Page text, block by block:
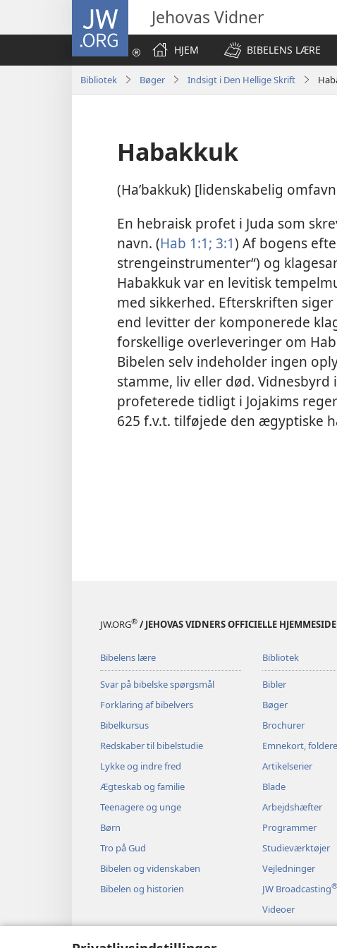
JW.ORG Jehovas Vidner
HJEM
BIBELENS LÆRE
Bibliotek Bøger Indsigt i Den Hellige Skrift
Habakkuk
(Haʹbakkuk) [lidenskabelig
En hebraisk profet i Juda som
navn. (Hab 1:1; 3:1) Af bogens
strengeinstrumenter“) og
Habakkuk var en levitisk
med sikkerhed. Efterskriften
end levitter der komponerede
forskellige overleveringer om
Bibelen selv indeholder ingen
stamme, liv eller død.
profeterede tidligt i Jojakims
625 f.v.t. tilføjede den ægyptiske
JW.ORG® / JEHOVAS VIDNERS OFFICIELLE HJEMMESIDE
Bibelens lære
Svar på bibelske spørgsmål
Forklaring af bibelvers
Bibelkursus
Redskaber til bibelstudie
Lykke og indre fred
Ægteskab og familie
Teenagere og unge
Børn
Tro på Gud
Bibelen og videnskaben
Bibelen og historien
Bibliotek
Bibler
Bøger
Brochurer
Emnekort,
Artikelserier
Blade
Arbejdshæfter
Programmer
Studieværktøjer
Vejledninger
JW Broadcasting®
Videoer
Musik